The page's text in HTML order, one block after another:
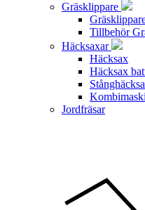
Gräsklippare
Tillbehör
Häcksaxar
Häcksax
Häcksax
Jordfräsar